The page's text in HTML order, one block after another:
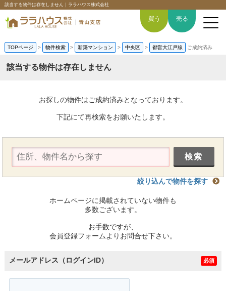
該当する物件は存在しません｜ララハウス株式会社
空間デザイン事例
6つの強み
スタッフ紹介
買う 売る
TOPページ > 物件検索 > 新築マンション > 中央区 > 都営大江戸線 ご成約済み
該当する物件は存在しません
お探しの物件はご成約済みとなっております。
下記にて再検索をお願いたします。
絞り込んで物件を探す
ホームページに掲載されていない物件も
多数ございます。
お手数ですが、
会員登録フォームよりお問合せ下さい。
メールアドレス（ログインID） 必須